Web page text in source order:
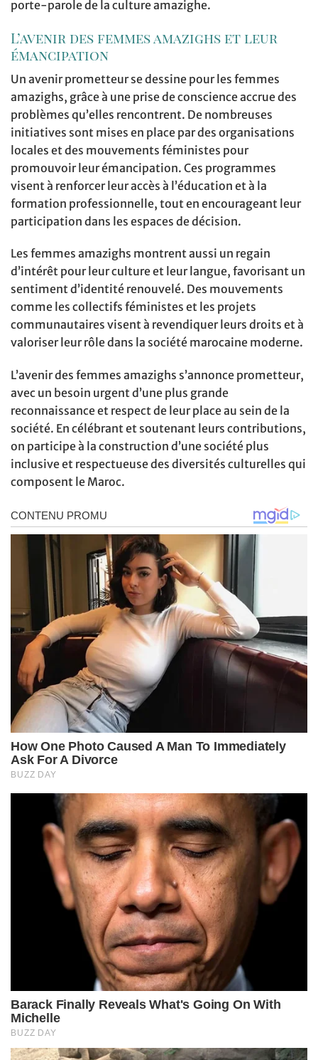
porte-parole de la culture amazighe.
L’avenir des femmes amazighs et leur
émancipation
Un avenir prometteur se dessine pour les femmes
amazighs, grâce à une prise de conscience accrue des
problèmes qu’elles rencontrent. De nombreuses
initiatives sont mises en place par des organisations
locales et des mouvements féministes pour
promouvoir leur émancipation. Ces programmes
visent à renforcer leur accès à l’éducation et à la
formation professionnelle, tout en encourageant leur
participation dans les espaces de décision.
Les femmes amazighs montrent aussi un regain
d’intérêt pour leur culture et leur langue, favorisant un
sentiment d’identité renouvelé. Des mouvements
comme les collectifs féministes et les projets
communautaires visent à revendiquer leurs droits et à
valoriser leur rôle dans la société marocaine moderne.
L’avenir des femmes amazighs s’annonce prometteur,
avec un besoin urgent d’une plus grande
reconnaissance et respect de leur place au sein de la
société. En célébrant et soutenant leurs contributions,
on participe à la construction d’une société plus
inclusive et respectueuse des diversités culturelles qui
composent le Maroc.